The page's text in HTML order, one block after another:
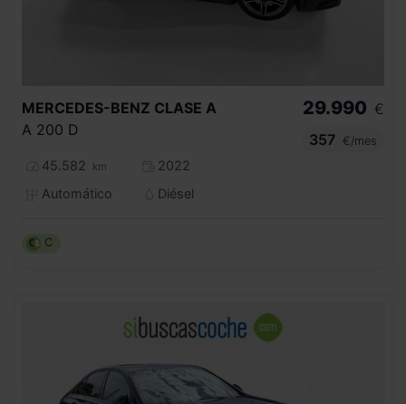
MERCEDES-BENZ CLASE A
A 200 D
45.582 km
2022
Automático
Diésel
29.990 €
357
€/mes
C